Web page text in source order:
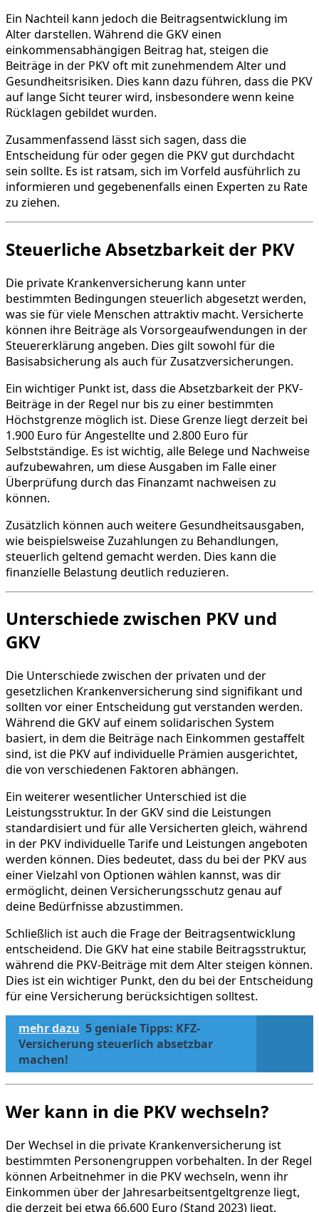
Ein Nachteil kann jedoch die Beitragsentwicklung im
Alter darstellen. Während die GKV einen
einkommensabhängigen Beitrag hat, steigen die
Beiträge in der PKV oft mit zunehmendem Alter und
Gesundheitsrisiken. Dies kann dazu führen, dass die PKV
auf lange Sicht teurer wird, insbesondere wenn keine
Rücklagen gebildet wurden.
Zusammenfassend lässt sich sagen, dass die
Entscheidung für oder gegen die PKV gut durchdacht
sein sollte. Es ist ratsam, sich im Vorfeld ausführlich zu
informieren und gegebenenfalls einen Experten zu Rate
zu ziehen.
Steuerliche Absetzbarkeit der PKV
Die private Krankenversicherung kann unter
bestimmten Bedingungen steuerlich abgesetzt werden,
was sie für viele Menschen attraktiv macht. Versicherte
können ihre Beiträge als Vorsorgeaufwendungen in der
Steuererklärung angeben. Dies gilt sowohl für die
Basisabsicherung als auch für Zusatzversicherungen.
Ein wichtiger Punkt ist, dass die Absetzbarkeit der PKV-
Beiträge in der Regel nur bis zu einer bestimmten
Höchstgrenze möglich ist. Diese Grenze liegt derzeit bei
1.900 Euro für Angestellte und 2.800 Euro für
Selbstständige. Es ist wichtig, alle Belege und Nachweise
aufzubewahren, um diese Ausgaben im Falle einer
Überprüfung durch das Finanzamt nachweisen zu
können.
Zusätzlich können auch weitere Gesundheitsausgaben,
wie beispielsweise Zuzahlungen zu Behandlungen,
steuerlich geltend gemacht werden. Dies kann die
finanzielle Belastung deutlich reduzieren.
Unterschiede zwischen PKV und
GKV
Die Unterschiede zwischen der privaten und der
gesetzlichen Krankenversicherung sind signifikant und
sollten vor einer Entscheidung gut verstanden werden.
Während die GKV auf einem solidarischen System
basiert, in dem die Beiträge nach Einkommen gestaffelt
sind, ist die PKV auf individuelle Prämien ausgerichtet,
die von verschiedenen Faktoren abhängen.
Ein weiterer wesentlicher Unterschied ist die
Leistungsstruktur. In der GKV sind die Leistungen
standardisiert und für alle Versicherten gleich, während
in der PKV individuelle Tarife und Leistungen angeboten
werden können. Dies bedeutet, dass du bei der PKV aus
einer Vielzahl von Optionen wählen kannst, was dir
ermöglicht, deinen Versicherungsschutz genau auf
deine Bedürfnisse abzustimmen.
Schließlich ist auch die Frage der Beitragsentwicklung
entscheidend. Die GKV hat eine stabile Beitragsstruktur,
während die PKV-Beiträge mit dem Alter steigen können.
Dies ist ein wichtiger Punkt, den du bei der Entscheidung
für eine Versicherung berücksichtigen solltest.
mehr dazu 5 geniale Tipps: KFZ-
Versicherung steuerlich absetzbar
machen!
Wer kann in die PKV wechseln?
Der Wechsel in die private Krankenversicherung ist
bestimmten Personengruppen vorbehalten. In der Regel
können Arbeitnehmer in die PKV wechseln, wenn ihr
Einkommen über der Jahresarbeitsentgeltgrenze liegt,
die derzeit bei etwa 66.600 Euro (Stand 2023) liegt.